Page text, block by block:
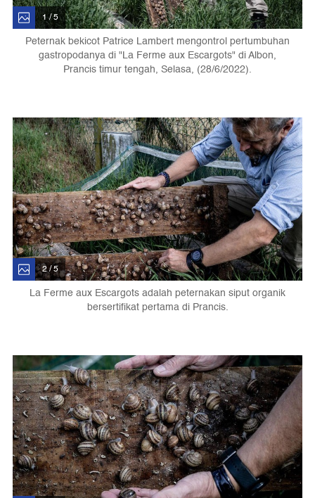
1 / 5
Peternak bekicot Patrice Lambert mengontrol pertumbuhan
gastropodanya di "La Ferme aux Escargots" di Albon,
Prancis timur tengah, Selasa, (28/6/2022).
2 / 5
La Ferme aux Escargots adalah peternakan siput organik
bersertifikat pertama di Prancis.